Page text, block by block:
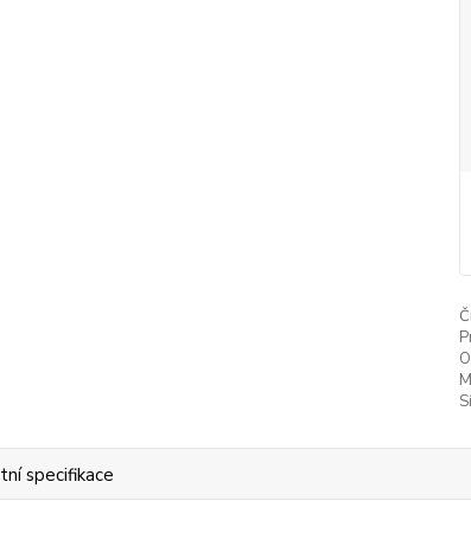
specifikace